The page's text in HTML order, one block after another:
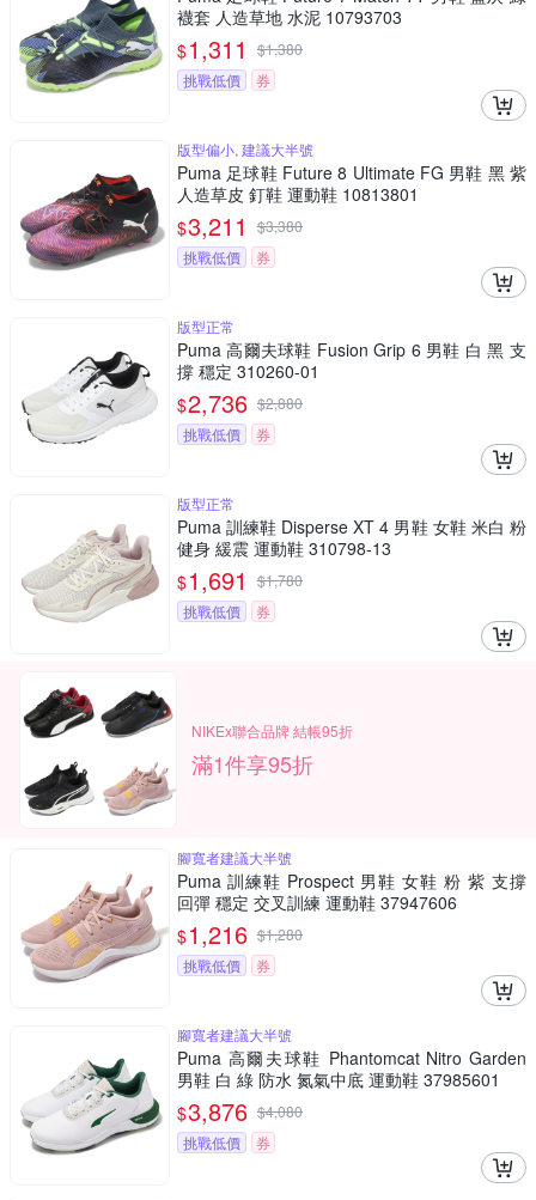
襪套 人造草地 水泥 10793703
$1,311 $1,380
挑戰低價
券
版型偏小, 建議大半號
Puma 足球鞋 Future 8 Ultimate FG 男鞋 黑 紫
人造草皮 釘鞋 運動鞋 10813801
$3,211 $3,380
挑戰低價
券
版型正常
Puma 高爾夫球鞋 Fusion Grip 6 男鞋 白 黑 支
撐 穩定 310260-01
$2,736 $2,880
挑戰低價
券
版型正常
Puma 訓練鞋 Disperse XT 4 男鞋 女鞋 米白 粉
健身 緩震 運動鞋 310798-13
$1,691 $1,780
挑戰低價
券
NIKEx聯合品牌 結帳95折
滿1件享95折
腳寬者建議大半號
Puma 訓練鞋 Prospect 男鞋 女鞋 粉 紫 支撐
回彈 穩定 交叉訓練 運動鞋 37947606
$1,216 $1,280
挑戰低價
券
腳寬者建議大半號
Puma 高爾夫球鞋 Phantomcat Nitro Garden
男鞋 白 綠 防水 氮氣中底 運動鞋 37985601
$3,876 $4,080
挑戰低價
券